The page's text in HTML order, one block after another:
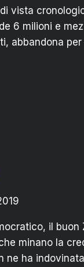
vista
6 milioni e
abbandona
il
minano la
ha